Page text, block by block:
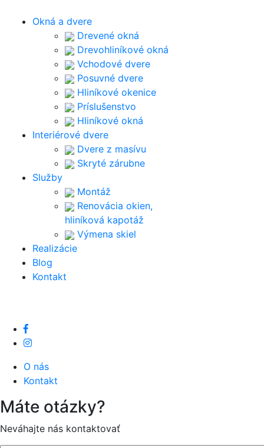
Okná a dvere
Drevené okná
Drevohliníkové okná
Vchodové dvere
Posuvné dvere
Hliníkové okenice
Príslušenstvo
Hliníkové okná
Interiérové dvere
Dvere z masívu
Skryté zárubne
Služby
Montáž
Renovácia okien,
hliníková kapotáž
Výmena skiel
Realizácie
Blog
Kontakt
O nás
Kontakt
Máte otázky?
Neváhajte nás kontaktovať